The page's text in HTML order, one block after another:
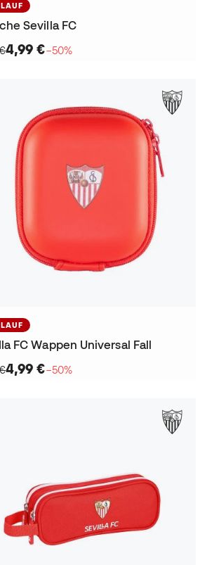
Sevilla FC
4,99 €−50%
FC Wappen Universal Fall
4,99 €−50%